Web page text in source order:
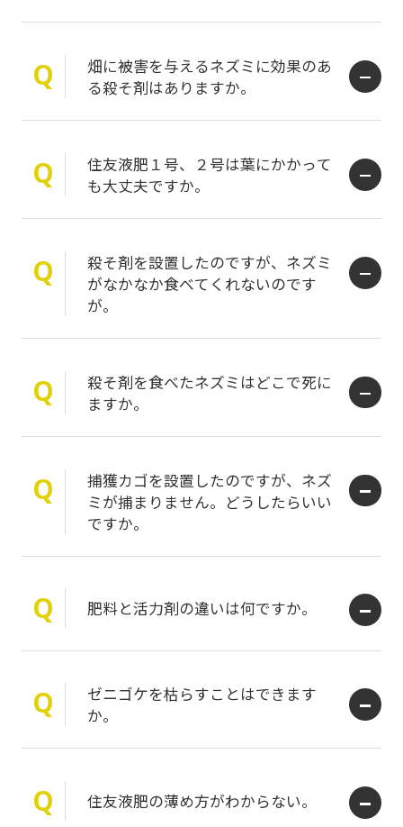
Q
畑に被害を与えるネズミに効果のあ
る殺そ剤はありますか。
Q
住友液肥１号、２号は葉にかかって
も大丈夫ですか。
Q
殺そ剤を設置したのですが、ネズミ
がなかなか食べてくれないのです
が。
Q
殺そ剤を食べたネズミはどこで死に
ますか。
Q
捕獲カゴを設置したのですが、ネズ
ミが捕まりません。どうしたらいい
ですか。
Q 肥料と活力剤の違いは何ですか。
Q
ゼニゴケを枯らすことはできます
か。
Q 住友液肥の薄め方がわからない。